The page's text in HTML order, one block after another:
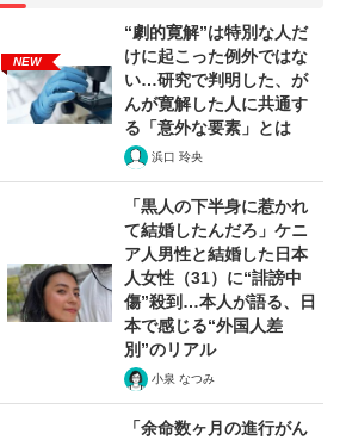
NEW
“劇的寛解”は特別な人だ
けに起こった例外ではな
い…研究で判明した、が
んが寛解した人に共通す
る「意外な要素」とは
浜口 玲央
「黒人の下半身に惹かれ
て結婚したんだろ」ケニ
ア人男性と結婚した日本
人女性（31）に“誹謗中
傷”殺到…本人が語る、日
本で感じる“外国人差
別”のリアル
小泉 なつみ
「余命数ヶ月の進行がん